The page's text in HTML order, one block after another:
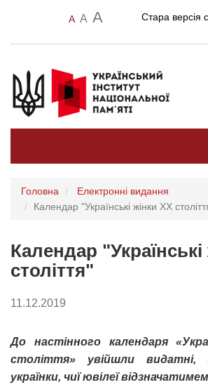
A A A Стара версія
Головна
Електронні видання
Календар "Українські жінки ХХ
Календар
століття"
11.12.2019
До настінного календаря
століття» увійшли видатні,
українки, чиї ювілеї